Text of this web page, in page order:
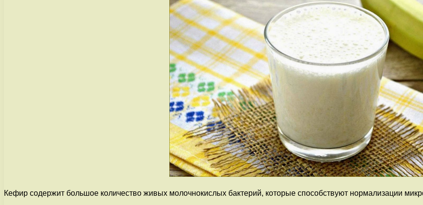
Кефир содержит большое количество живых молочнокислых бактерий, которые способствуют нормализации